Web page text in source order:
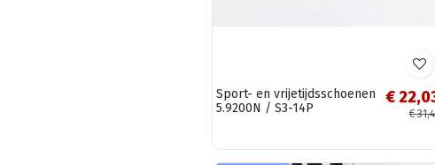
Sport- en vrijetijdsschoenen
5.9200N / S3-14P
€
€